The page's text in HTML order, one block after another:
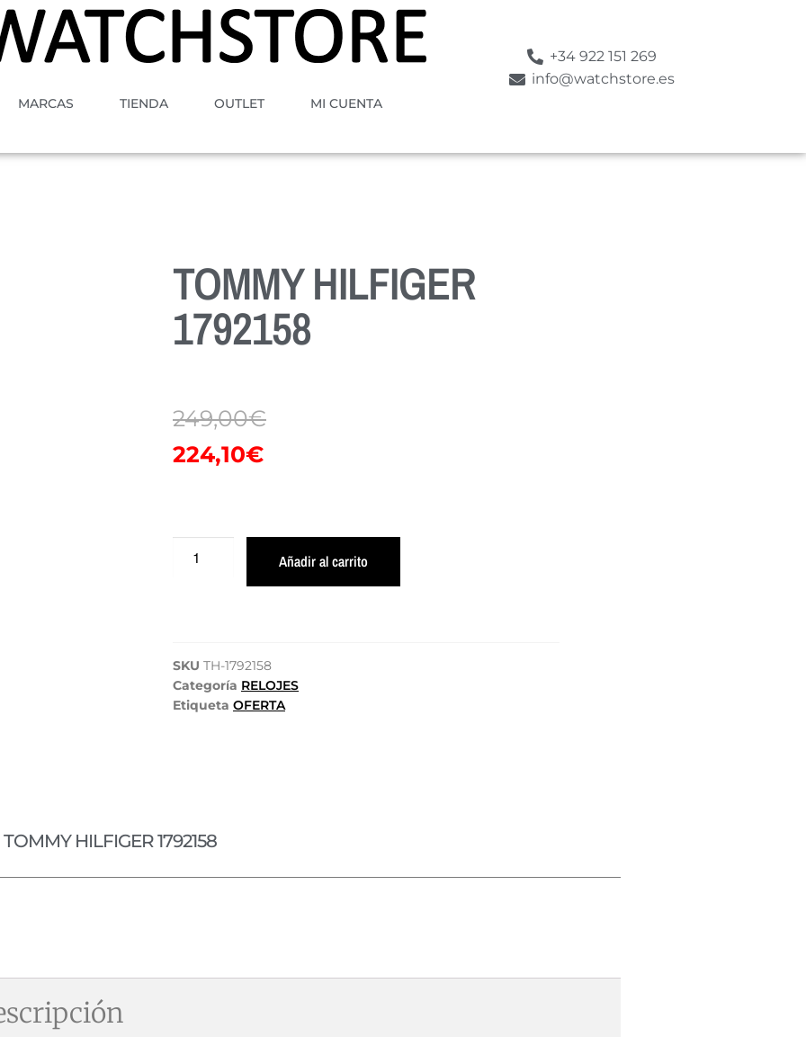
MARCAS TIENDA OUTLET MI CUENTA
+34 922 151 269
info@watchstore.es
TOMMY HILFIGER
1792158
249,00€
224,10€
Añadir al carrito
SKU TH-1792158
Categoría RELOJES
Etiqueta OFERTA
TOMMY HILFIGER 1792158